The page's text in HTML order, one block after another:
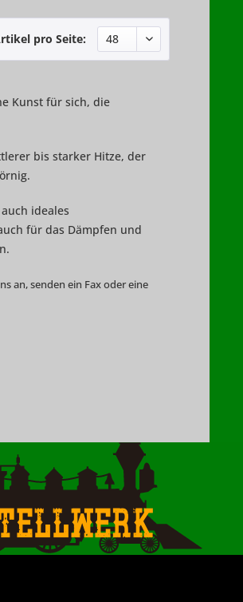
pro Seite:
Kunst für sich, die
bis starker Hitze, der
ideales
für das Dämpfen und
an, senden ein Fax oder eine